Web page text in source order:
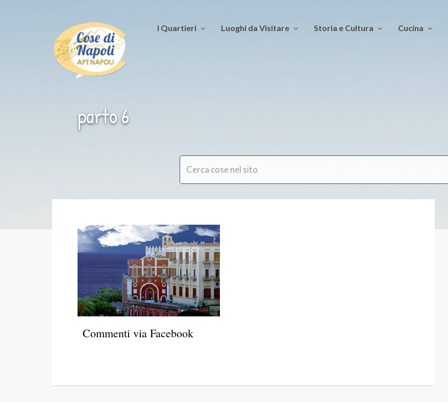
I Quartieri Luoghi da Visitare Storia e Cultura Cucina
parto 6
Commenti via Facebook